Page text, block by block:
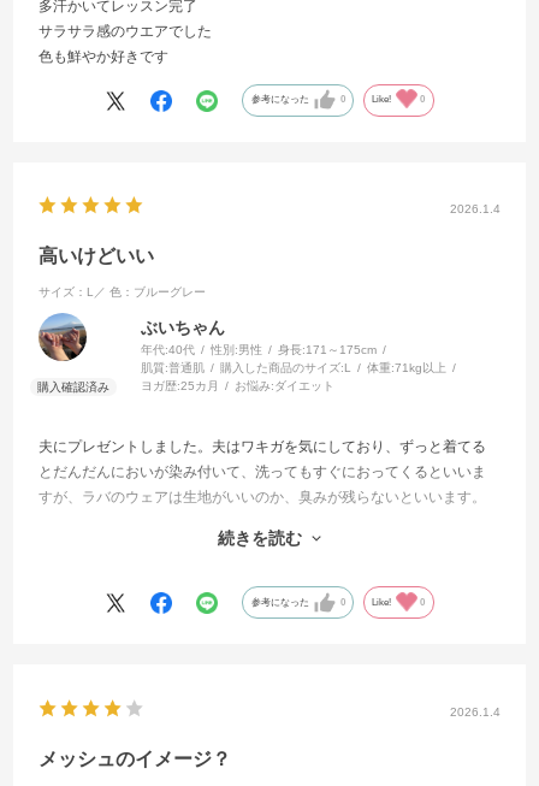
多汗かいてレッスン完了
サラサラ感のウエアでした
色も鮮やか好きです
参考になった 0 Like! 0
2026.1.4
高いけどいい
サイズ：L／ 色：ブルーグレー
ぶいちゃん
年代:40代 性別:男性 身長:171～175cm
肌質:普通肌 購入した商品のサイズ:L 体重:71kg以上
ヨガ歴:25カ月 お悩み:ダイエット
夫にプレゼントしました。夫はワキガを気にしており、ずっと着てる
とだんだんにおいが染み付いて、洗ってもすぐにおってくるといいま
すが、ラバのウェアは生地がいいのか、臭みが残らないといいます。
いうには)、そんなことは気付いたことはなかったし、ラバのウェア
したが、臭いもくっつきにくい高機能ウェアなのだと思います。
続きを読む
参考になった 0 Like! 0
2026.1.4
メッシュのイメージ？